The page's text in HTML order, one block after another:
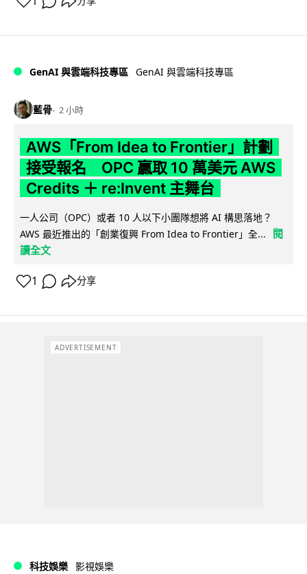
GenAI 與雲端科技專區 GenAI 與雲端科技專區
藍骨 2 小時
AWS「From Idea to Frontier」計劃
接受報名 OPC 贏取 10 萬美元 AWS
Credits ＋ re:Invent 主舞台
一人公司（OPC）或者 10 人以下小團隊想將 AI 構思落地？
AWS 最近推出的「創業復興 From Idea to Frontier」全...
閱
讀全文
1 分享
ADVERTISEMENT
科技娛樂 影視娛樂